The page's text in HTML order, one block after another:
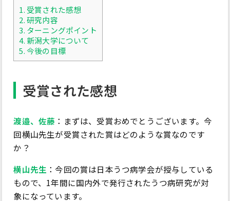
1. 受賞された感想
2.研究内容
3. ターニングポイント
4. 新潟大学について
5.今後の目標
受賞された感想
渡邉、佐藤 ：まずは、受賞おめでとうございます。今
回横山先生が受賞された賞はどのような賞なのです
か？
横山先生 ：今回の賞は日本うつ病学会が授与している
もので、1年間に国内外で発行されたうつ病研究が対
象になっています。